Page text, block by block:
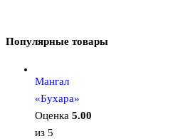
Популярные товары
Мангал
«Бухара»
Оценка 5.00
из 5